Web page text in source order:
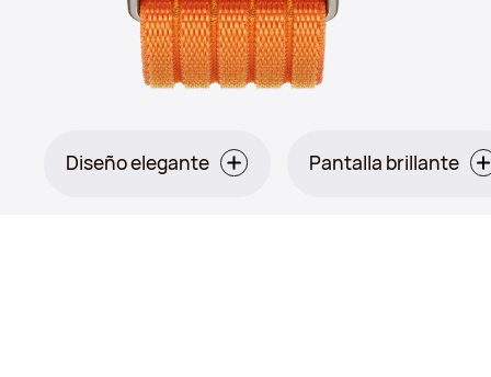
Diseño elegante
Naranja:
Pantalla brillante